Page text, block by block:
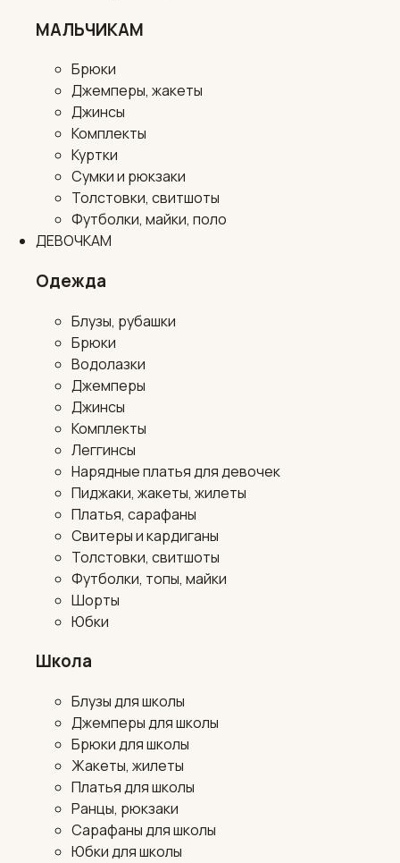
МАЛЬЧИКАМ
Брюки
Джемперы, жакеты
Джинсы
Комплекты
Куртки
Сумки и рюкзаки
Толстовки, свитшоты
Футболки, майки, поло
ДЕВОЧКАМ
Одежда
Блузы, рубашки
Брюки
Водолазки
Джемперы
Джинсы
Комплекты
Леггинсы
Нарядные платья для девочек
Пиджаки, жакеты, жилеты
Платья, сарафаны
Свитеры и кардиганы
Толстовки, свитшоты
Футболки, топы, майки
Шорты
Юбки
Школа
Блузы для школы
Джемперы для школы
Брюки для школы
Жакеты, жилеты
Платья для школы
Ранцы, рюкзаки
Сарафаны для школы
Юбки для школы